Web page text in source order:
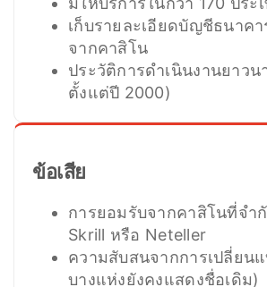
เก็บรายละเอียดบัญชีธนาค
จากคาสิโน
ประวัติการดำเนินงานยาวน
ตั้งแต่ปี 2000)
ข้อเสีย
การยอมรับจากคาสิโนที่จำ
Skrill หรือ Neteller
ความสับสนจากการเปลี่ยน
บางแห่งยังคงแสดงชื่อเดิม)